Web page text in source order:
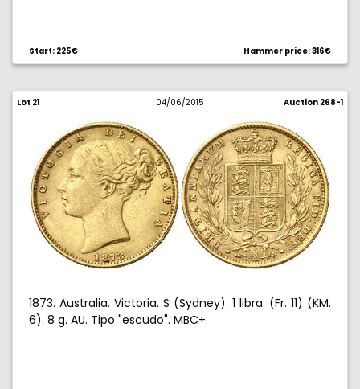
Start: 225€ Hammer price: 316€
Lot 21 04/06/2015 Auction 268-1
1873. Australia. Victoria. S (Sydney). 1 libra. (Fr. 11) (KM.
6). 8 g. AU. Tipo "escudo". MBC+.